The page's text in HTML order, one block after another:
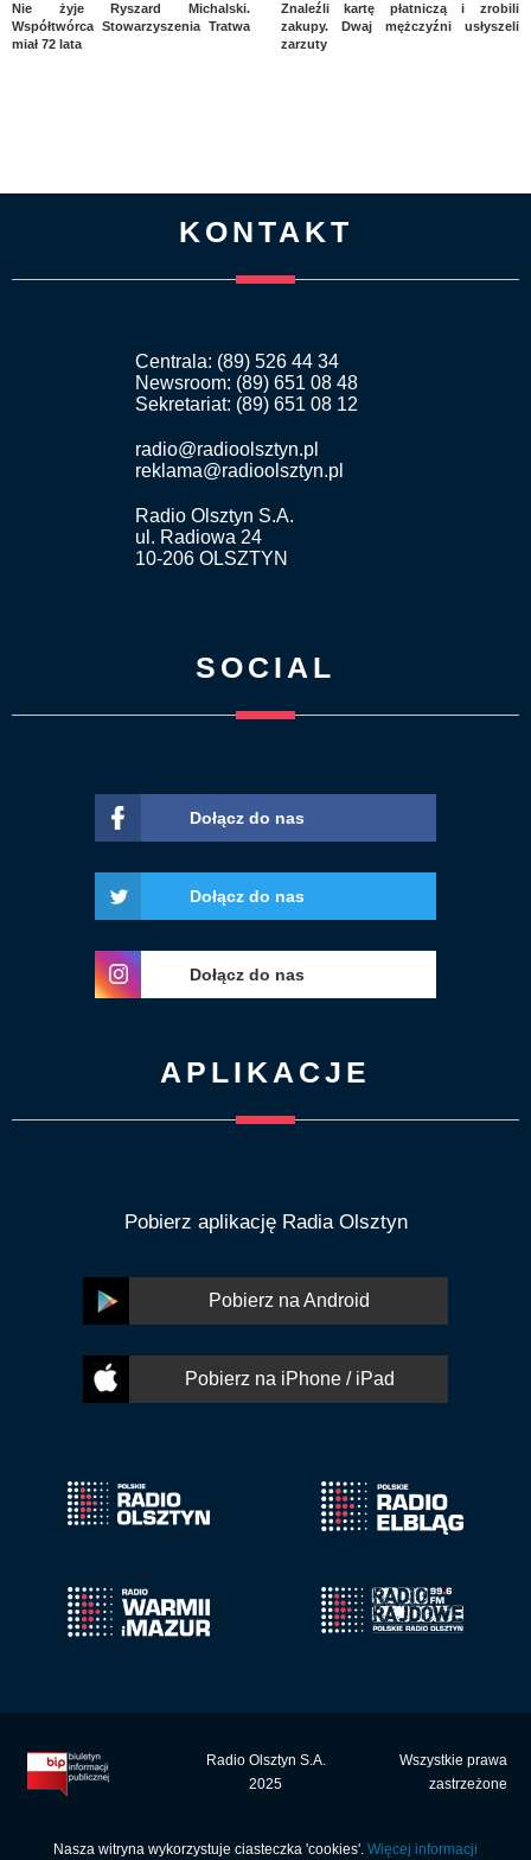
Nie żyje Ryszard Michalski.
Współtwórca Stowarzyszenia Tratwa
miał 72 lata
Znaleźli kartę płatniczą i zrobili
zakupy. Dwaj mężczyźni usłyszeli
zarzuty
KONTAKT
Centrala: (89) 526 44 34
Newsroom: (89) 651 08 48
Sekretariat: (89) 651 08 12
radio@radioolsztyn.pl
reklama@radioolsztyn.pl
Radio Olsztyn S.A.
ul. Radiowa 24
10-206 OLSZTYN
SOCIAL
Dołącz do nas
Dołącz do nas
Dołącz do nas
APLIKACJE
Pobierz aplikację Radia Olsztyn
Pobierz na Android
Pobierz na iPhone / iPad
Radio Olsztyn S.A.
2025
Wszystkie prawa
zastrzeżone
Nasza witryna wykorzystuje ciasteczka 'cookies'. Więcej informacji